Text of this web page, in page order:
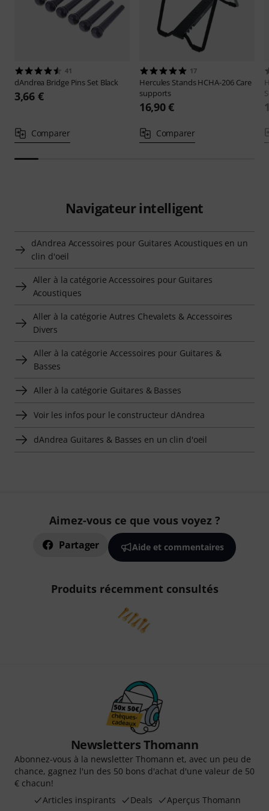
41
dAndrea Bridge Pins Set Black
3,66 €
Comparer
17
Hercules StandsHCHA-206 Care
supports
16,90 €
Comparer
Navigateur intelligent
dAndrea Accessoires pour Guitares Acoustiques en un
clin d'oeil
Aller à la catégorie Accessoires pour Guitares
Acoustiques
Aller à la catégorie Autres Chevalets & Accessoires
Divers
Aller à la catégorie Accessoires pour Guitares &
Basses
Aller à la catégorie Guitares & Basses
Voir les infos pour le constructeur dAndrea
dAndrea Guitares & Basses en un clin d'oeil
Aimez-vous ce que vous voyez ?
Partager Aide et commentaires
Produits récemment consultés
Newsletters Thomann
Abonnez-vous à la newsletter Thomann et, avec un peu de
chance, gagnez l'un des 50 bons d'achat d'une valeur de 50
€ chacun!
Articles inspirants
Deals Aperçus Thomann